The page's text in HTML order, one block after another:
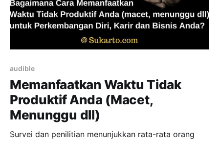
audible
Memanfaatkan Waktu Tidak
Produktif Anda (Macet,
Menunggu dll)
Survei dan penilitian menunjukkan rata-rata orang